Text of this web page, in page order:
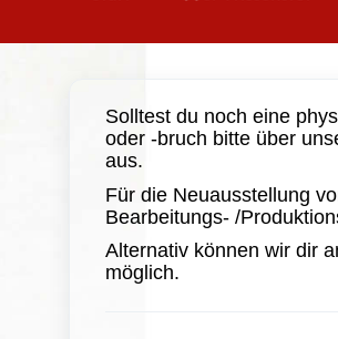
Solltest du noch eine
oder -bruch bitte über
aus.
Für die Neuausstellung
Bearbeitungs- /
Alternativ können wir dir
möglich.